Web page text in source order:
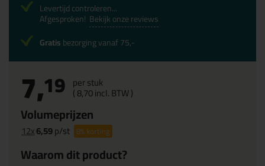
7,19 per stuk
(8,70incl. BTW )
Volumeprijzen
12x6,59p/st 8%korting
Waarom dit product?
Levertijd controleren...
Afgesproken! Bekijk onze reviews
Gratisbezorging vanaf 75,-